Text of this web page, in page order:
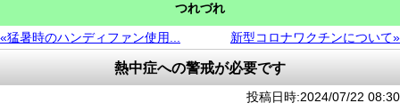
つれづれ
«猛暑時のハンディファン使用... 新型コロナワクチンについて»
熱中症への警戒が必要です
投稿日時:2024/07/22 08:30